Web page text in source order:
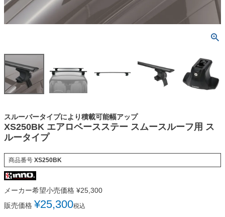
スルーバータイプにより積載可能幅アップ
XS250BK エアロベースステー スムースルーフ用 ス
ルータイプ
商品番号 XS250BK
メーカー希望小売価格 ¥25,300
販売価格 ¥25,300税込